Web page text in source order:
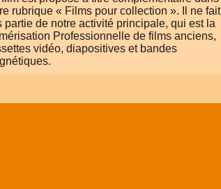
rubrique « Films pour collection ». Il ne fait
partie de notre activité principale, qui est la
Professionnelle de films anciens,
vidéo, diapositives et bandes